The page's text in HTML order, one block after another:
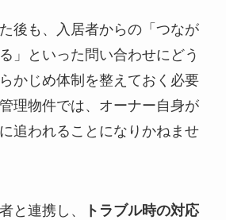
後も、入居者からの「つなが
」といった問い合わせにどう
かじめ体制を整えておく必要
理物件では、オーナー自身が
追われることになりかねませ
と連携し、
トラブル時の対応